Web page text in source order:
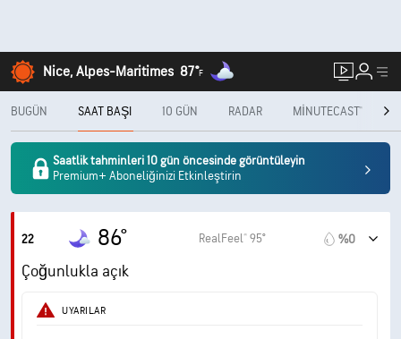
Nice, Alpes-Maritimes 87°F
BUGÜN SAAT BAŞI 10 GÜN RADAR MINUTECAST®
Saatlik tahminleri 10 gün öncesinde görüntüleyin
Premium+ Aboneliğinizi Etkinleştirin
22 86° RealFeel® 95° %0
Çoğunlukla açık
UYARILAR